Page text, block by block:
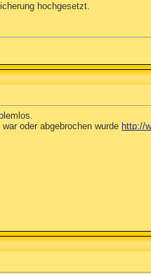
hochgesetzt.
oder abgebrochen wurde http://